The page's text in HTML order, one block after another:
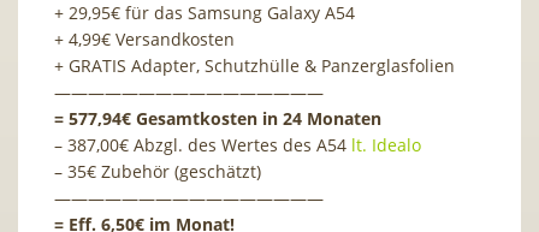
+ 29,95€ für das Samsung Galaxy A54
+ 4,99€ Versandkosten
+ GRATIS Adapter, Schutzhülle & Panzerglasfolien
————————————————
= 577,94€ Gesamtkosten in 24 Monaten
– 387,00€ Abzgl. des Wertes des A54 lt. Idealo
– 35€ Zubehör (geschätzt)
————————————————
= Eff. 6,50€ im Monat!